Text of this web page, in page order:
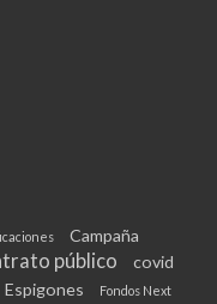
Campaña
público covid
Espigones
Fondos Next